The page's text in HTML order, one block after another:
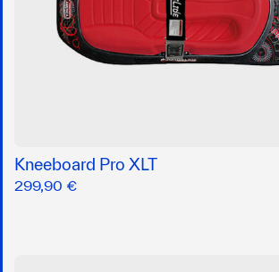
Kneeboard Pro XLT
299,90 €